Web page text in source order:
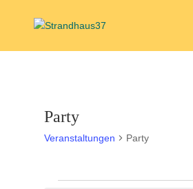
Party
Veranstaltungen Party